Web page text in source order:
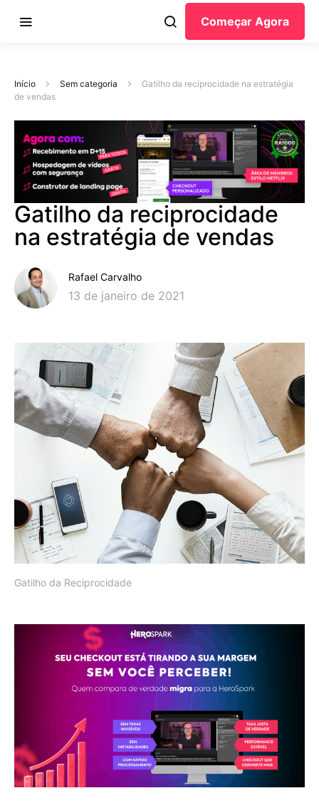
Começar Agora
Início Sem categoria
Gatilho da reciprocidade na estratégia
de vendas
Gatilho da reciprocidade
na estratégia de vendas
Rafael Carvalho
13 de janeiro de 2021
Gatilho da Reciprocidade